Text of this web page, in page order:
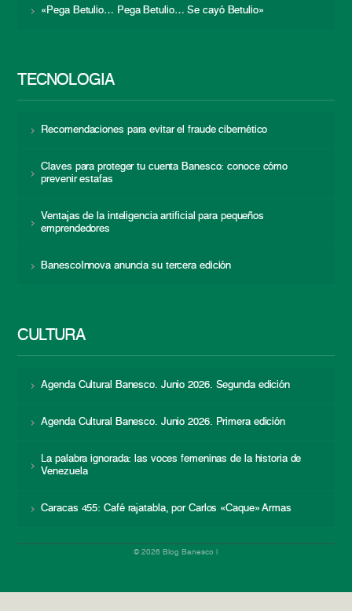
«Pega Betulio… Pega Betulio… Se cayó Betulio»
TECNOLOGÍA
Recomendaciones para evitar el fraude cibernético
Claves para proteger tu cuenta Banesco: conoce cómo
prevenir estafas
Ventajas de la inteligencia artificial para pequeños
emprendedores
BanescoInnova anuncia su tercera edición
CULTURA
Agenda Cultural Banesco. Junio 2026. Segunda edición
Agenda Cultural Banesco. Junio 2026. Primera edición
La palabra ignorada: las voces femeninas de la historia de
Venezuela
Caracas 455: Café rajatabla, por Carlos «Caque» Armas
© 2026 Blog Banesco |